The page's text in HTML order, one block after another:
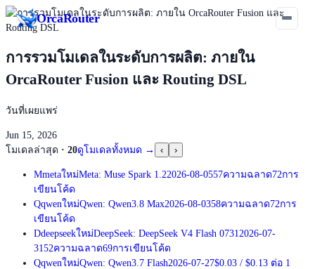
OrcaRouter
การรวมโมเดลในระดับการผลิต: ภายใน
OrcaRouter Fusion และ Routing DSL
วันที่เผยแพร่
Jun 15, 2026
โมเดลล่าสุด · 20ดูโมเดลทั้งหมด → ‹ ›
Mmetaใหม่Meta: Muse Spark 1.22026-08-0557ความฉลาด72การ
เขียนโค้ด
Qqwenใหม่Qwen: Qwen3.8 Max2026-08-0358ความฉลาด72การ
เขียนโค้ด
Ddeepseekใหม่DeepSeek: DeepSeek V4 Flash 0731 2026-07-
31 52ความฉลาด69การเขียนโค้ด
Qqwenใหม่Qwen: Qwen3.7 Flash2026-07-27$0.03 / $0.13 ต่อ 1